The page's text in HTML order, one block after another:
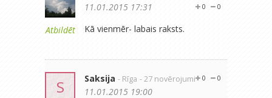
Atbildēt
0
0
11.01.2015 17:31
Kā vienmēr- labais raksts.
S Saksija - Rīga - 27 novērojumi 0
0
11.01.2015 19:00